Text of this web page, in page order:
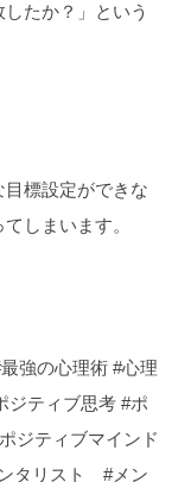
たか？」という
標設定ができな
しまいます。
強の心理術 #心理
ジティブ思考 #ポ
ジティブマインド
タリスト #メン